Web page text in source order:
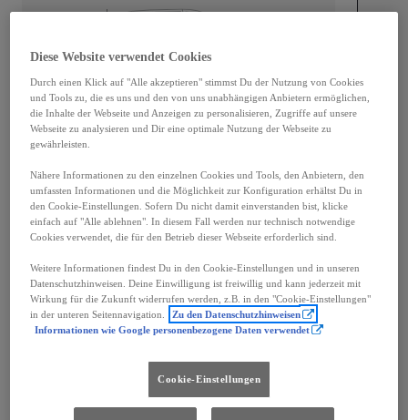
3 940 mm
Höhe1 500
Breite
1 745mm
Motorisierung
85
Diese Website verwendet Cookies
Durch einen Klick auf "Alle akzeptieren" stimmst Du der Nutzung von Cookies
und Tools zu, die es uns und den von uns unabhängigen Anbietern ermöglichen,
die Inhalte der Webseite und Anzeigen zu personalisieren, Zugriffe auf unsere
Webseite zu analysieren und Dir eine optimale Nutzung der Webseite zu
gewährleisten.
Nähere Informationen zu den einzelnen Cookies und Tools, den Anbietern, den
umfassten Informationen und die Möglichkeit zur Konfiguration erhältst Du in
den Cookie-Einstellungen. Sofern Du nicht damit einverstanden bist, klicke
einfach auf "Alle ablehnen". In diesem Fall werden nur technisch notwendige
Cookies verwendet, die für den Betrieb dieser Webseite erforderlich sind.
Weitere Informationen findest Du in den Cookie-Einstellungen und in unseren
Datenschutzhinweisen. Deine Einwilligung ist freiwillig und kann jederzeit mit
Wirkung für die Zukunft widerrufen werden, z.B. in den "Cookie-Einstellungen"
in der unteren Seitennavigation.
Zu den Datenschutzhinweisen
Informationen wie Google personenbezogene Daten verwendet
Cookie-Einstellungen